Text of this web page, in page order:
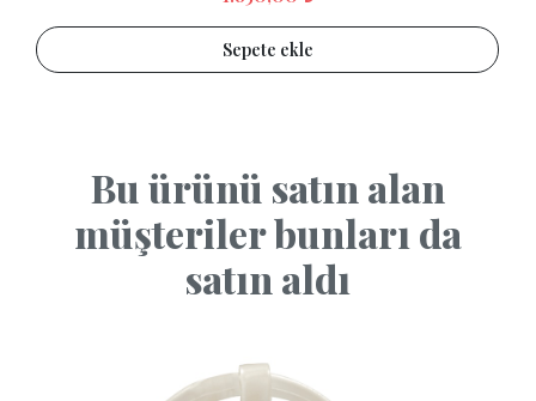
Sepete ekle
Bu ürünü satın alan
müşteriler bunları da
satın aldı